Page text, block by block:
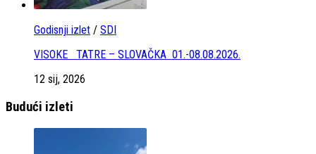
Godisnji izlet / SDI
VISOKE TATRE – SLOVAČKA 01.-08.08.2026.
12 sij, 2026
Budući izleti